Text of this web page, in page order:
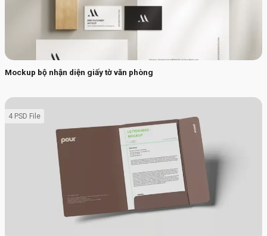
Mockup bộ nhận diện giấy tờ văn phòng
4 PSD File